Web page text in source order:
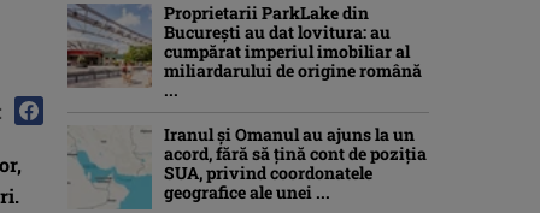
Proprietarii ParkLake din
București au dat lovitura: au
cumpărat imperiul imobiliar al
miliardarului de origine română
...
Iranul și Omanul au ajuns la un
acord, fără să țină cont de poziția
SUA, privind coordonatele
geografice ale unei ...